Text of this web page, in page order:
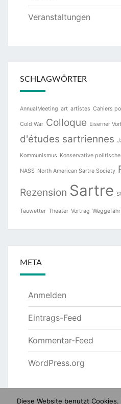
Veranstaltungen
SCHLAGWÖRTER
AnnualMeeting art artistes Cahiers
Cold War Colloque Eiserner
d'études sartriennes
Kommunismus Konservative
NASS North American Sartre Society
Rezension Sartre
Tauwetter Theater Vortrag
META
Anmelden
Eintrags-Feed
Kommentar-Feed
WordPress.org
Diese Website benutzt